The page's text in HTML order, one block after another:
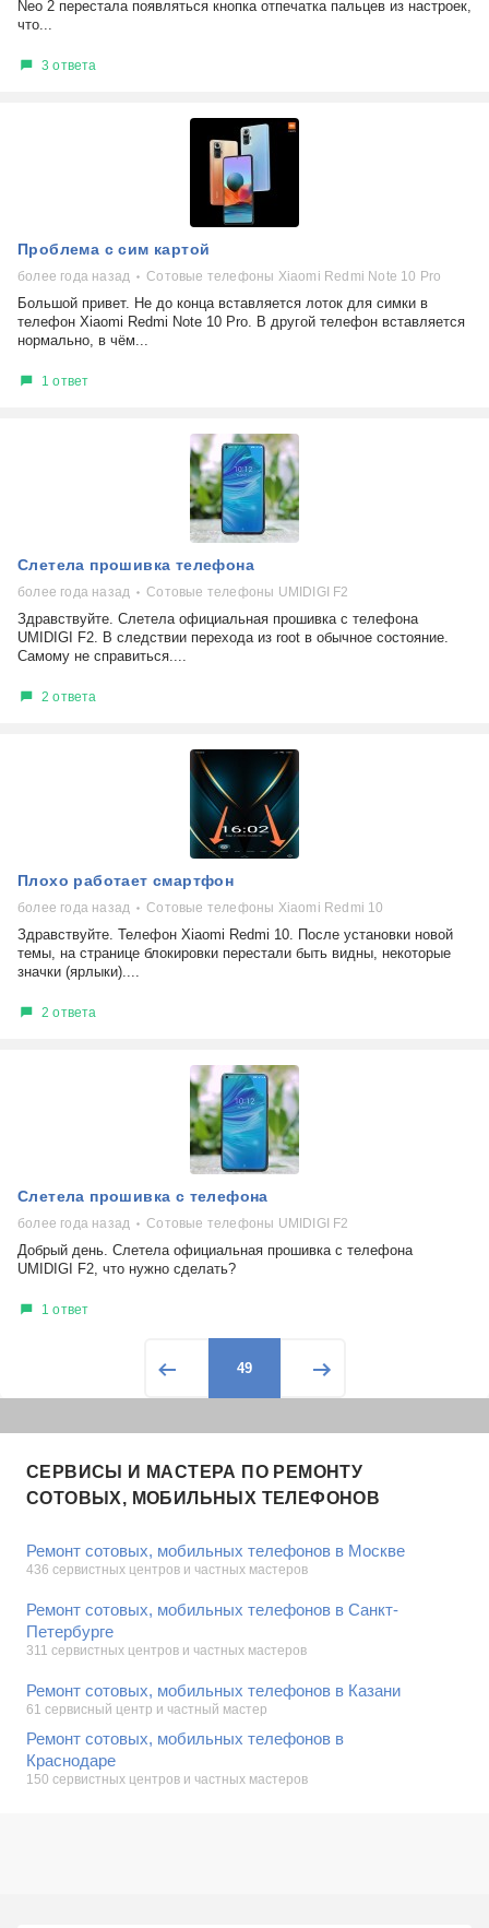
Neo 2 перестала появляться кнопка отпечатка пальцев из настроек,
что...
3 ответа
Проблема с сим картой
более года назад Сотовые телефоны Xiaomi Redmi Note 10 Pro
Большой привет. Не до конца вставляется лоток для симки в
телефон Xiaomi Redmi Note 10 Pro. В другой телефон вставляется
нормально, в чём...
1 ответ
Слетела прошивка телефона
более года назад Сотовые телефоны UMIDIGI F2
Здравствуйте. Cлетела официальная прошивка с телефона
UMIDIGI F2. В следствии перехода из root в обычное состояние.
Самому не справиться....
2 ответа
Плохо работает смартфон
более года назад Сотовые телефоны Xiaomi Redmi 10
Здравствуйте. Телефон Xiaomi Redmi 10. После установки новой
темы, на странице блокировки перестали быть видны, некоторые
значки (ярлыки)....
2 ответа
Слетела прошивка с телефона
более года назад Сотовые телефоны UMIDIGI F2
Добрый день. Слетела официальная прошивка с телефона
UMIDIGI F2, что нужно сделать?
1 ответ
49
СЕРВИСЫ И МАСТЕРА ПО РЕМОНТУ
СОТОВЫХ, МОБИЛЬНЫХ ТЕЛЕФОНОВ
Ремонт сотовых, мобильных телефонов в Москве
436 сервистных центров и частных мастеров
Ремонт сотовых, мобильных телефонов в Санкт-
Петербурге
311 сервистных центров и частных мастеров
Ремонт сотовых, мобильных телефонов в Казани
61 сервисный центр и частный мастер
Ремонт сотовых, мобильных телефонов в
Краснодаре
150 сервистных центров и частных мастеров